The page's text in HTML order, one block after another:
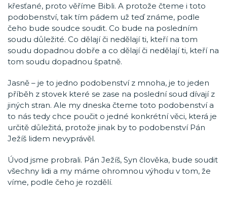
křesťané, proto věříme Bibli. A protože čteme i toto
podobenství, tak tím pádem už teď známe, podle
čeho bude soudce soudit. Co bude na posledním
soudu důležité. Co dělají či nedělají ti, kteří na tom
soudu dopadnou dobře a co dělají či nedělají ti, kteří na
tom soudu dopadnou špatně.
Jasně – je to jedno podobenství z mnoha, je to jeden
příběh z stovek které se zase na poslední soud dívají z
jiných stran. Ale my dneska čteme toto podobenství a
to nás tedy chce poučit o jedné konkrétní věci, která je
určitě důležitá, protože jinak by to podobenství Pán
Ježíš lidem nevyprávěl.
Úvod jsme probrali. Pán Ježíš, Syn člověka, bude soudit
všechny lidi a my máme ohromnou výhodu v tom, že
víme, podle čeho je rozdělí.